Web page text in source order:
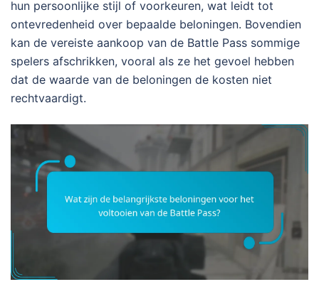
hun persoonlijke stijl of voorkeuren, wat leidt tot
ontevredenheid over bepaalde beloningen. Bovendien
kan de vereiste aankoop van de Battle Pass sommige
spelers afschrikken, vooral als ze het gevoel hebben
dat de waarde van de beloningen de kosten niet
rechtvaardigt.